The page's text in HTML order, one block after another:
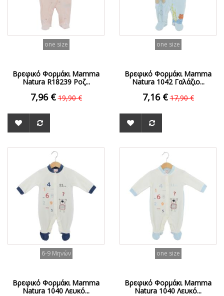
one size
Βρεφικό Φορμάκι Mamma
Natura R18239 Ροζ...
7,96 € 19,90 €
one size
Βρεφικό Φορμάκι Mamma
Natura 1042 Γαλάζιο...
7,16 € 17,90 €
6-9 Μηνών
Βρεφικό Φορμάκι Mamma
Natura 1040 Λευκό...
one size
Βρεφικό Φορμάκι Mamma
Natura 1040 Λευκό...